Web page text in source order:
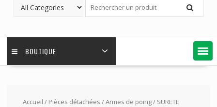
BOUTIQUE
Accueil / Pièces détachées /Armes de poing/ SURETE